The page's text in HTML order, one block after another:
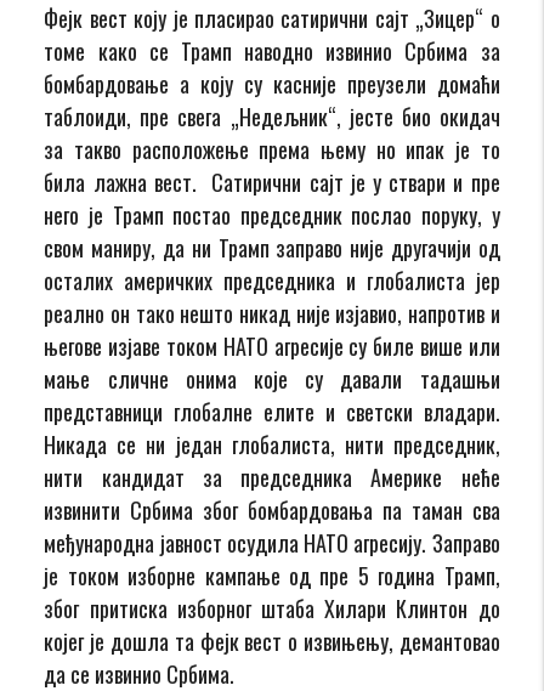
Фејк вест коју је пласирао сатирични сајт „Зицер“ о
томе како се Трамп наводно извинио Србима за
бомбардовање а коју су касније преузели домаћи
таблоиди, пре свега „Недељник“, јесте био окидач
за такво расположење према њему но ипак је то
била лажна вест. Сатирични сајт је у ствари и пре
него је Трамп постао председник послао поруку, у
свом маниру, да ни Трамп заправо није другачији од
осталих америчких председника и глобалиста јер
реално он тако нешто никад није изјавио, напротив и
његове изјаве током НАТО агресије су биле више или
мање сличне онима које су давали тадашњи
представници глобалне елите и светски владари.
Никада се ни један глобалиста, нити председник,
нити кандидат за председника Америке неће
извинити Србима због бомбардовања па таман сва
међународна јавност осудила НАТО агресију. Заправо
је током изборне кампање од пре 5 година Трамп,
због притиска изборног штаба Хилари Клинтон до
којег је дошла та фејк вест о извињењу, демантовао
да се извинио Србима.